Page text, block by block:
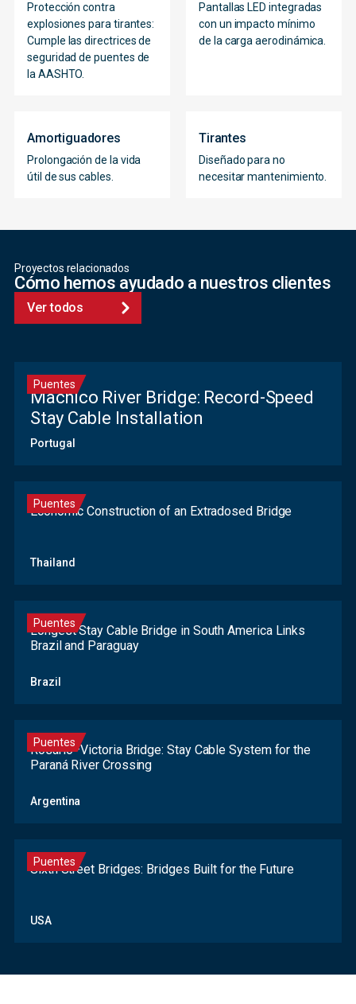
Protección contra
explosiones para tirantes:
Cumple las directrices de
seguridad de puentes de
la AASHTO.
Pantallas LED integradas
con un impacto mínimo
de la carga aerodinámica.
Amortiguadores
Prolongación de la vida
útil de sus cables.
Tirantes
Diseñado para no
necesitar mantenimiento.
Proyectos relacionados
Cómo hemos ayudado a nuestros clientes
Ver todos
Puentes
Machico River Bridge: Record-Speed
Stay Cable Installation
Portugal
Puentes
Economic Construction of an Extradosed Bridge
Thailand
Puentes
Longest Stay Cable Bridge in South America Links
Brazil and Paraguay
Brazil
Puentes
Rosario–Victoria Bridge: Stay Cable System for the
Paraná River Crossing
Argentina
Puentes
Sixth Street Bridges: Bridges Built for the Future
USA
Form